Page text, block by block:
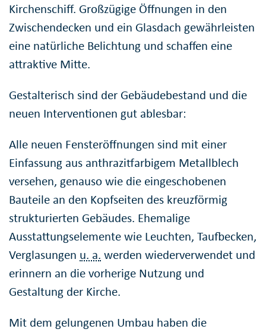
Kirchenschiff. Großzügige Öffnungen in den
Zwischendecken und ein Glasdach gewährleisten
eine natürliche Belichtung und schaffen eine
attraktive Mitte.
Gestalterisch sind der Gebäudebestand und die
neuen Interventionen gut ablesbar:
Alle neuen Fensteröffnungen sind mit einer
Einfassung aus anthrazitfarbigem Metallblech
versehen, genauso wie die eingeschobenen
Bauteile an den Kopfseiten des kreuzförmig
strukturierten Gebäudes. Ehemalige
Ausstattungselemente wie Leuchten, Taufbecken,
Verglasungen u. a. werden wiederverwendet und
erinnern an die vorherige Nutzung und
Gestaltung der Kirche.
Mit dem gelungenen Umbau haben die